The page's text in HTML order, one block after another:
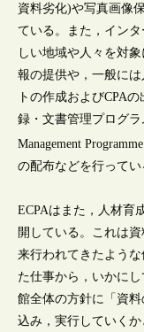
資料劣化)や写真画像
ている。また，イン
しい地域や人々を対
報の提供や，一般に
トの作成およびCPA
録・文書管理プログラ
Management
の配布などを行ってい
ECPAはまた，人材育
開している。これは
来行われてきたよう
た仕事から，いかに
館全体の方針に「資
込み，実行していく